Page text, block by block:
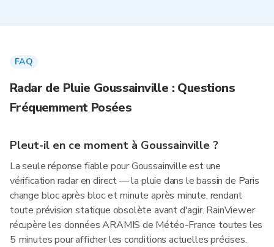
FAQ
Radar de Pluie Goussainville : Questions
Fréquemment Posées
Pleut-il en ce moment à Goussainville ?
La seule réponse fiable pour Goussainville est une
vérification radar en direct — la pluie dans le bassin de Paris
change bloc après bloc et minute après minute, rendant
toute prévision statique obsolète avant d'agir. RainViewer
récupère les données ARAMIS de Météo-France toutes les
5 minutes pour afficher les conditions actuelles précises.